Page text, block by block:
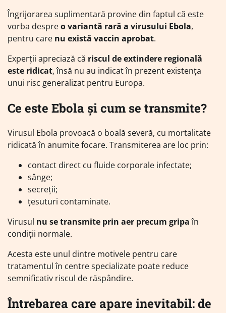
Îngrijorarea suplimentară provine din faptul că este
vorba despreo variantă rară a virusului Ebola,
pentru care nu există vaccin aprobat.
Experții apreciază că riscul de extindere regională
este ridicat, însă nu au indicat în prezent existența
unui risc generalizat pentru Europa.
Ce este Ebola și cum se transmite?
Virusul Ebola provoacă o boală severă, cu mortalitate
ridicată în anumite focare. Transmiterea are loc prin:
contact direct cu fluide corporale infectate;
sânge;
secreții;
țesuturi contaminate.
Virusul nu se transmite prin aer precum gripaîn
condiții normale.
Acesta este unul dintre motivele pentru care
tratamentul în centre specializate poate reduce
semnificativ riscul de răspândire.
Întrebarea care apare inevitabil: de